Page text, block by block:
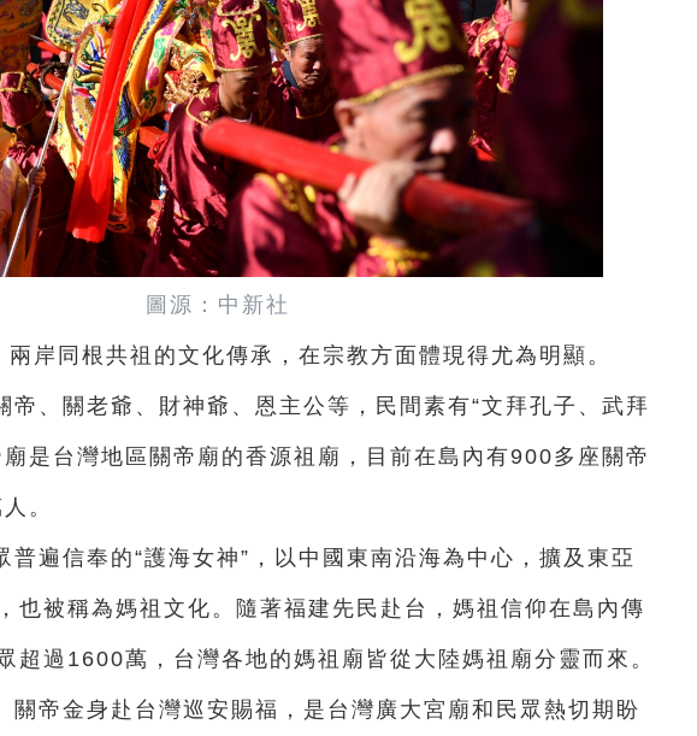
圖源：中新社
兩岸同根共祖的文化傳承，在宗教方面體現得尤為明顯。
帝、關老爺、財神爺、恩主公等，民間素有“文拜孔子、武拜
是台灣地區關帝廟的香源祖廟，目前在島內有900多座關帝
。
普遍信奉的“護海女神”，以中國東南沿海為中心，擴及東亞
也被稱為媽祖文化。隨著福建先民赴台，媽祖信仰在島內傳
超過1600萬，台灣各地的媽祖廟皆從大陸媽祖廟分靈而來。
關帝金身赴台灣巡安賜福，是台灣廣大宮廟和民眾熱切期盼